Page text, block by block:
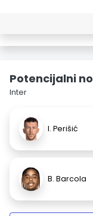
Potencijalni
Inter
I. Perišić
B. Barcola